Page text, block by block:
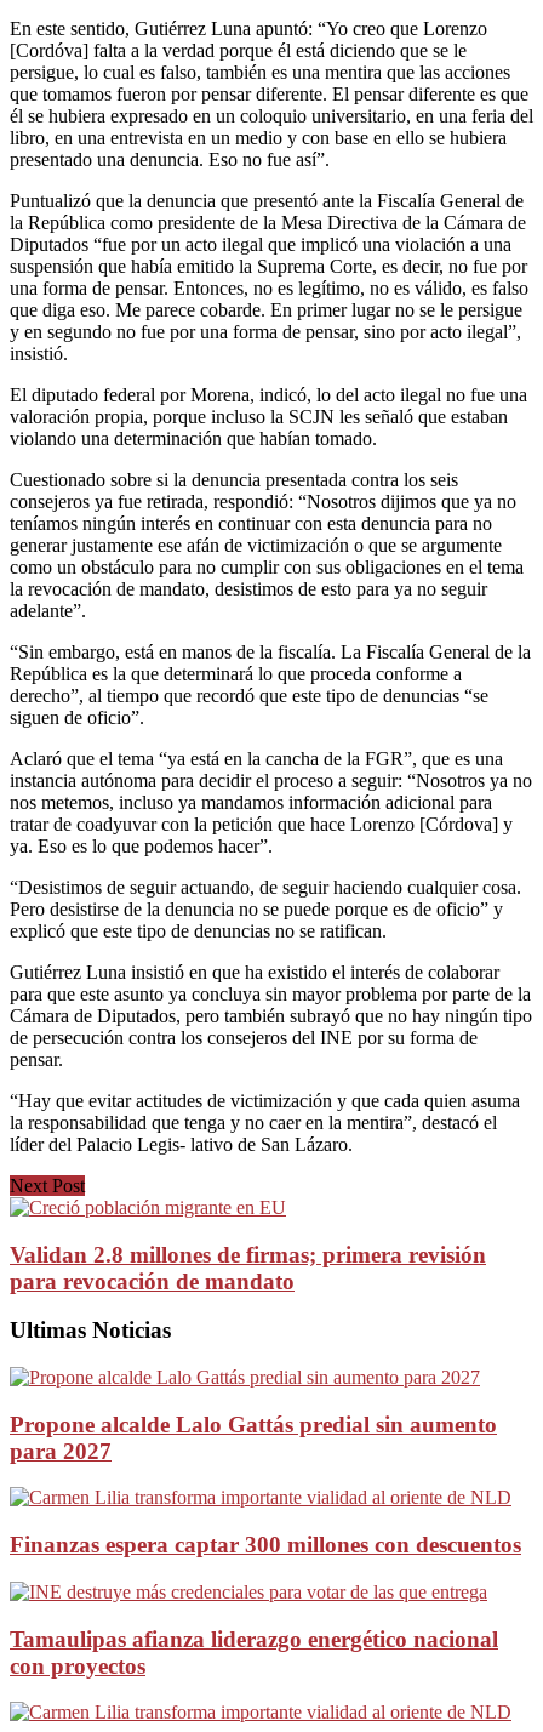
En este sentido, Gutiérrez Luna apuntó: “Yo creo que Lorenzo
[Cordóva] falta a la verdad porque él está diciendo que se le
persigue, lo cual es falso, también es una mentira que las acciones
que tomamos fueron por pensar diferente. El pensar diferente es que
él se hubiera expresado en un coloquio universitario, en una feria del
libro, en una entrevista en un medio y con base en ello se hubiera
presentado una denuncia. Eso no fue así”.
Puntualizó que la denuncia que presentó ante la Fiscalía General de
la República como presidente de la Mesa Directiva de la Cámara de
Diputados “fue por un acto ilegal que implicó una violación a una
suspensión que había emitido la Suprema Corte, es decir, no fue por
una forma de pensar. Entonces, no es legítimo, no es válido, es falso
que diga eso. Me parece cobarde. En primer lugar no se le persigue
y en segundo no fue por una forma de pensar, sino por acto ilegal”,
insistió.
El diputado federal por Morena, indicó, lo del acto ilegal no fue una
valoración propia, porque incluso la SCJN les señaló que estaban
violando una determinación que habían tomado.
Cuestionado sobre si la denuncia presentada contra los seis
consejeros ya fue retirada, respondió: “Nosotros dijimos que ya no
teníamos ningún interés en continuar con esta denuncia para no
generar justamente ese afán de victimización o que se argumente
como un obstáculo para no cumplir con sus obligaciones en el tema
la revocación de mandato, desistimos de esto para ya no seguir
adelante”.
“Sin embargo, está en manos de la fiscalía. La Fiscalía General de la
República es la que determinará lo que proceda conforme a
derecho”, al tiempo que recordó que este tipo de denuncias “se
siguen de oficio”.
Aclaró que el tema “ya está en la cancha de la FGR”, que es una
instancia autónoma para decidir el proceso a seguir: “Nosotros ya no
nos metemos, incluso ya mandamos información adicional para
tratar de coadyuvar con la petición que hace Lorenzo [Córdova] y
ya. Eso es lo que podemos hacer”.
“Desistimos de seguir actuando, de seguir haciendo cualquier cosa.
Pero desistirse de la denuncia no se puede porque es de oficio” y
explicó que este tipo de denuncias no se ratifican.
Gutiérrez Luna insistió en que ha existido el interés de colaborar
para que este asunto ya concluya sin mayor problema por parte de la
Cámara de Diputados, pero también subrayó que no hay ningún tipo
de persecución contra los consejeros del INE por su forma de
pensar.
“Hay que evitar actitudes de victimización y que cada quien asuma
la responsabilidad que tenga y no caer en la mentira”, destacó el
líder del Palacio Legis- lativo de San Lázaro.
Next Post
Validan 2.8 millones de firmas; primera revisión
para revocación de mandato
Ultimas Noticias
Propone alcalde Lalo Gattás predial sin aumento
para 2027
Finanzas espera captar 300 millones con descuentos
Tamaulipas afianza liderazgo energético nacional
con proyectos